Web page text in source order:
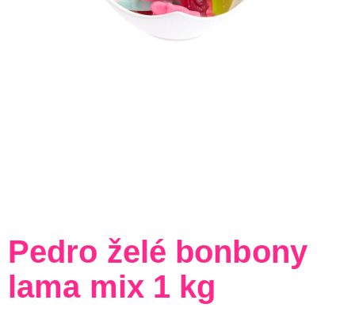
Pedro želé bonbony
lama mix 1 kg